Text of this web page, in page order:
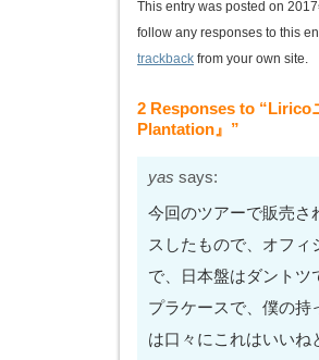
This entry was posted on
follow any responses to this
trackback from your own site.
2 Responses to “Lirico
Plantation』”
yas says:
今回のツアーで販売さ
スしたもので、オフ
で、日本盤はダントツ
プラケースで、僕の持
は口々にこれはいいね